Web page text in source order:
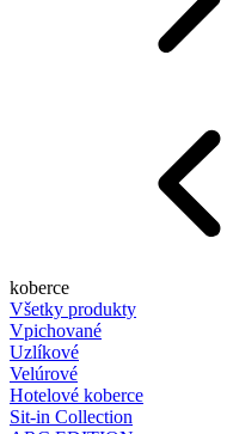
koberce
Všetky produkty
Vpichované
Uzlíkové
Velúrové
Hotelové koberce
Sit-in Collection